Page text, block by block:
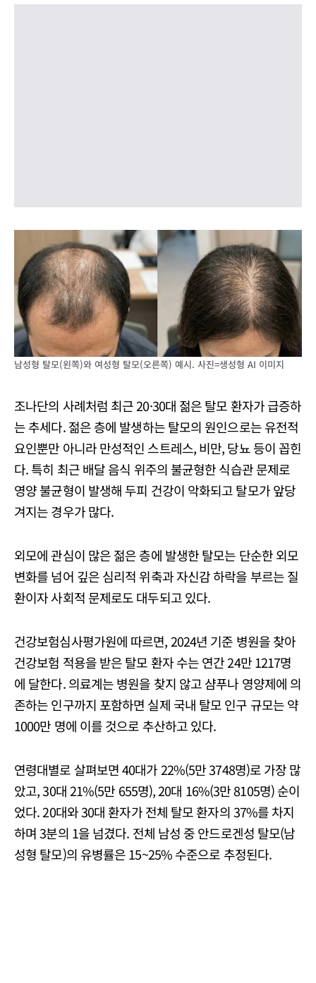
남성형 탈모(왼쪽)와 여성형 탈모(오른쪽) 예시. 사진=생성형 AI 이미지
조나단의 사례처럼 최근 20·30대 젊은 탈모 환자가 급증하
는 추세다. 젊은 층에 발생하는 탈모의 원인으로는 유전적
요인뿐만 아니라 만성적인 스트레스, 비만, 당뇨 등이 꼽힌
다. 특히 최근 배달 음식 위주의 불균형한 식습관 문제로
영양 불균형이 발생해 두피 건강이 악화되고 탈모가 앞당
겨지는 경우가 많다.
외모에 관심이 많은 젊은 층에 발생한 탈모는 단순한 외모
변화를 넘어 깊은 심리적 위축과 자신감 하락을 부르는 질
환이자 사회적 문제로도 대두되고 있다.
건강보험심사평가원에 따르면, 2024년 기준 병원을 찾아
건강보험 적용을 받은 탈모 환자 수는 연간 24만 1217명
에 달한다. 의료계는 병원을 찾지 않고 샴푸나 영양제에 의
존하는 인구까지 포함하면 실제 국내 탈모 인구 규모는 약
1000만 명에 이를 것으로 추산하고 있다.
연령대별로 살펴보면 40대가 22%(5만 3748명)로 가장 많
았고, 30대 21%(5만 655명), 20대 16%(3만 8105명) 순이
었다. 20대와 30대 환자가 전체 탈모 환자의 37%를 차지
하며 3분의 1을 넘겼다. 전체 남성 중 안드로겐성 탈모(남
성형 탈모)의 유병률은 15~25% 수준으로 추정된다.